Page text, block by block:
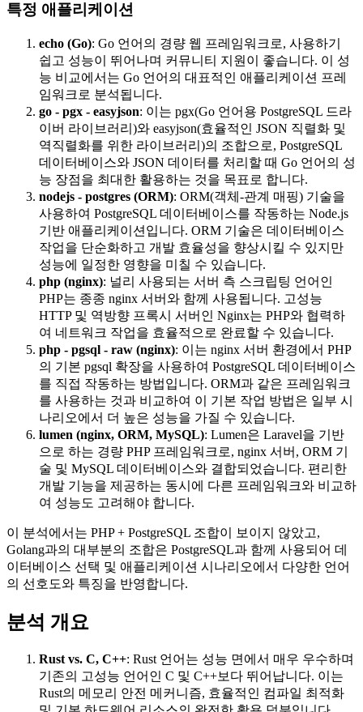
특정 애플리케이션
echo (Go): Go 언어의 경량 웹 프레임워크로, 사용하기
쉽고 성능이 뛰어나며 커뮤니티 지원이 좋습니다. 이 성
능 비교에서는 Go 언어의 대표적인 애플리케이션 프레
임워크로 분석됩니다.
go - pgx - easyjson: 이는 pgx(Go 언어용 PostgreSQL 드라
이버 라이브러리)와 easyjson(효율적인 JSON 직렬화 및
역직렬화를 위한 라이브러리)의 조합으로, PostgreSQL
데이터베이스와 JSON 데이터를 처리할 때 Go 언어의 성
능 장점을 최대한 활용하는 것을 목표로 합니다.
nodejs - postgres (ORM): ORM(객체-관계 매핑) 기술을
사용하여 PostgreSQL 데이터베이스를 작동하는 Node.js
기반 애플리케이션입니다. ORM 기술은 데이터베이스
작업을 단순화하고 개발 효율성을 향상시킬 수 있지만
성능에 일정한 영향을 미칠 수 있습니다.
php (nginx): 널리 사용되는 서버 측 스크립팅 언어인
PHP는 종종 nginx 서버와 함께 사용됩니다. 고성능
HTTP 및 역방향 프록시 서버인 Nginx는 PHP와 협력하
여 네트워크 작업을 효율적으로 완료할 수 있습니다.
php - pgsql - raw (nginx): 이는 nginx 서버 환경에서 PHP
의 기본 pgsql 확장을 사용하여 PostgreSQL 데이터베이스
를 직접 작동하는 방법입니다. ORM과 같은 프레임워크
를 사용하는 것과 비교하여 이 기본 작업 방법은 일부 시
나리오에서 더 높은 성능을 가질 수 있습니다.
lumen (nginx, ORM, MySQL): Lumen은 Laravel을 기반
으로 하는 경량 PHP 프레임워크로, nginx 서버, ORM 기
술 및 MySQL 데이터베이스와 결합되었습니다. 편리한
개발 기능을 제공하는 동시에 다른 프레임워크와 비교하
여 성능도 고려해야 합니다.
이 분석에서는 PHP + PostgreSQL 조합이 보이지 않았고,
Golang과의 대부분의 조합은 PostgreSQL과 함께 사용되어 데
이터베이스 선택 및 애플리케이션 시나리오에서 다양한 언어
의 선호도와 특징을 반영합니다.
분석 개요
Rust vs. C, C++: Rust 언어는 성능 면에서 매우 우수하며
기존의 고성능 언어인 C 및 C++보다 뛰어납니다. 이는
Rust의 메모리 안전 메커니즘, 효율적인 컴파일 최적화